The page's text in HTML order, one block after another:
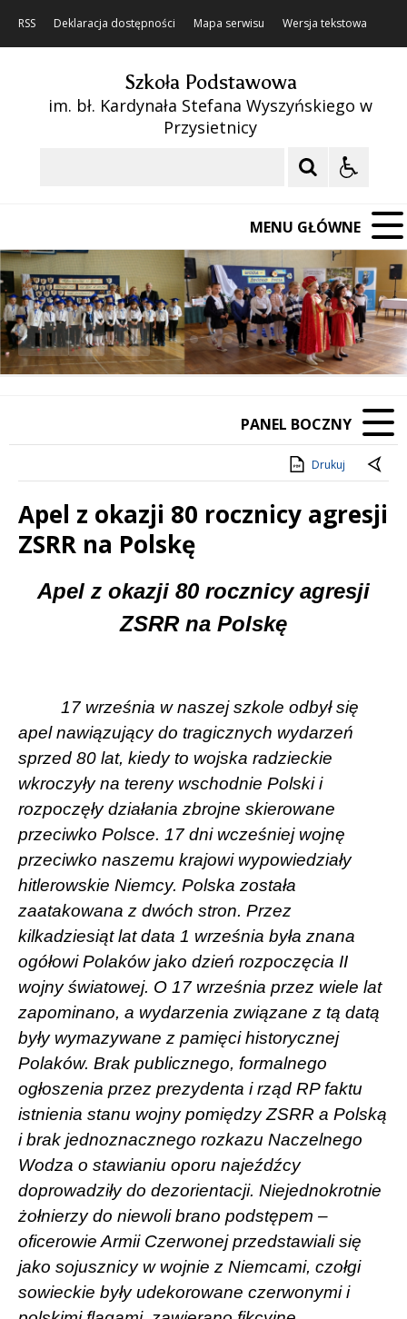
RSS Deklaracja dostępności Mapa serwisu Wersja tekstowa
Szkoła Podstawowa
im. bł. Kardynała Stefana Wyszyńskiego w
Przysietnicy
MENU GŁÓWNE
Poprzedni Element
Następny Element
❚❚
PANEL BOCZNY
Drukuj
Apel z okazji 80 rocznicy agresji
ZSRR na Polskę
Treść
Apel z okazji 80 rocznicy agresji
ZSRR na Polskę
17 września w naszej szkole odbył się
apel nawiązujący do tragicznych wydarzeń
sprzed 80 lat, kiedy to wojska radzieckie
wkroczyły na tereny wschodnie Polski i
rozpoczęły działania zbrojne skierowane
przeciwko Polsce. 17 dni wcześniej wojnę
przeciwko naszemu krajowi wypowiedziały
hitlerowskie Niemcy. Polska została
zaatakowana z dwóch stron. Przez
kilkadziesiąt lat data 1 września była znana
ogółowi Polaków jako dzień rozpoczęcia II
wojny światowej. O 17 września przez wiele lat
zapominano, a wydarzenia związane z tą datą
były wymazywane z pamięci historycznej
Polaków. Brak publicznego, formalnego
ogłoszenia przez prezydenta i rząd RP faktu
istnienia stanu wojny pomiędzy ZSRR a Polską
i brak jednoznacznego rozkazu Naczelnego
Wodza o stawianiu oporu najeźdźcy
doprowadziły do dezorientacji. Niejednokrotnie
żołnierzy do niewoli brano podstępem –
oficerowie Armii Czerwonej przedstawiali się
jako sojusznicy w wojnie z Niemcami, czołgi
sowieckie były udekorowane czerwonymi i